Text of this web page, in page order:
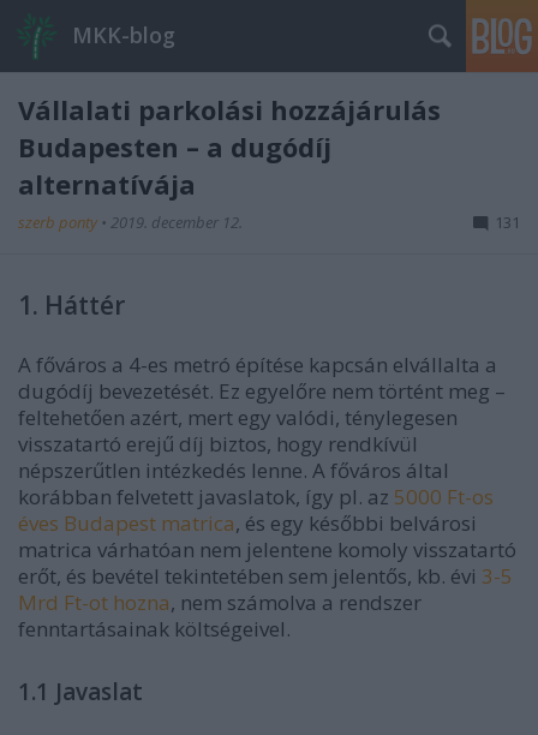
MKK-blog
Vállalati parkolási hozzájárulás
Budapesten – a dugódíj
alternatívája
szerb ponty • 2019. december 12. 131
1. Háttér
A főváros a 4-es metró építése kapcsán elvállalta a
dugódíj bevezetését. Ez egyelőre nem történt meg –
feltehetően azért, mert egy valódi, ténylegesen
visszatartó erejű díj biztos, hogy rendkívül
népszerűtlen intézkedés lenne. A főváros által
korábban felvetett javaslatok, így pl. az 5000 Ft-os
éves Budapest matrica, és egy későbbi belvárosi
matrica várhatóan nem jelentene komoly visszatartó
erőt, és bevétel tekintetében sem jelentős, kb. évi 3-5
Mrd Ft-ot hozna, nem számolva a rendszer
fenntartásainak költségeivel.
1.1 Javaslat